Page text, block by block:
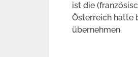
ist die
Österreich hatte
übernehmen.